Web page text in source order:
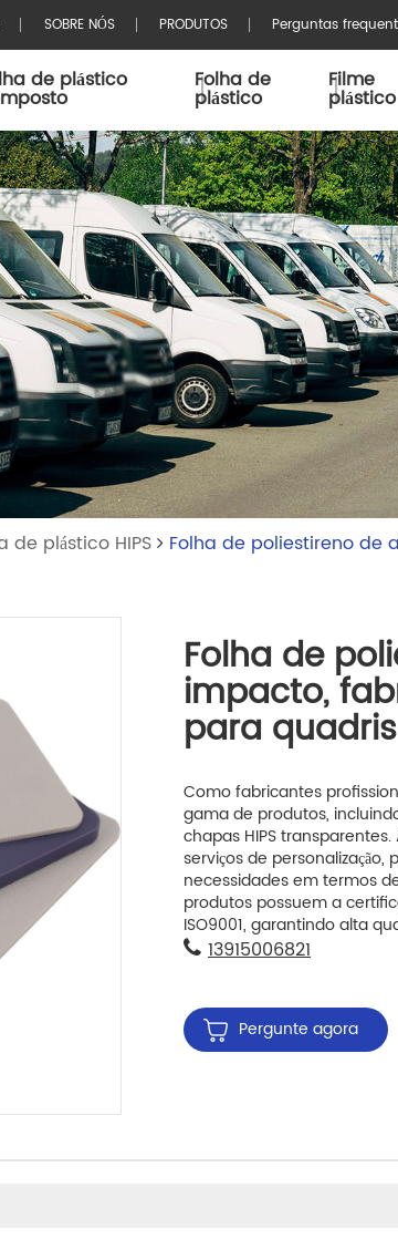
SOBRE NÓS PRODUTOS Perguntas
de plástico Folha de
plástico
Filme
plástico
de plástico HIPS
Folha de poliestireno de
Folha de
impacto,
para quadris
Como fabricantes
gama de produtos,
chapas HIPS
serviços de
necessidades em termos
produtos possuem a
ISO9001, garantindo alta
13915006821
Pergunte agora